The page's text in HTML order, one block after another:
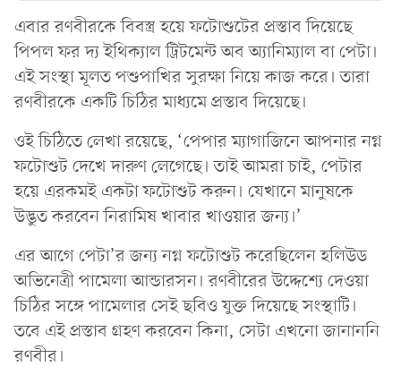
এবার রণবীরকে বিবস্ত্র হয়ে ফটোশুটের প্রস্তাব দিয়েছে
পিপল ফর দ্য ইথিক্যাল ট্রিটমেন্ট অব অ্যানিম্যাল বা পেটা।
এই সংস্থা মূলত পশুপাখির সুরক্ষা নিয়ে কাজ করে। তারা
রণবীরকে একটি চিঠির মাধ্যমে প্রস্তাব দিয়েছে।
ওই চিঠিতে লেখা রয়েছে, ‘পেপার ম্যাগাজিনে আপনার নগ্ন
ফটোশুট দেখে দারুণ লেগেছে। তাই আমরা চাই, পেটার
হয়ে এরকমই একটা ফটোশুট করুন। যেখানে মানুষকে
উদ্ভুত করবেন নিরামিষ খাবার খাওয়ার জন্য।’
এর আগে পেটা’র জন্য নগ্ন ফটোশুট করেছিলেন হলিউড
অভিনেত্রী পামেলা আন্ডারসন। রণবীরের উদ্দেশ্যে দেওয়া
চিঠির সঙ্গে পামেলার সেই ছবিও যুক্ত দিয়েছে সংস্থাটি।
তবে এই প্রস্তাব গ্রহণ করবেন কিনা, সেটা এখনো জানাননি
রণবীর।